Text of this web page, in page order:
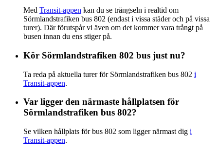
Med Transit-appen kan du se trängseln i realtid om
Sörmlandstrafiken bus 802 (endast i vissa städer och på vissa
turer). Där förutspår vi även om det kommer vara trångt på
busen innan du ens stiger på.
Kör Sörmlandstrafiken 802 bus just nu?
Ta reda på aktuella turer för Sörmlandstrafiken bus 802 i
Transit-appen.
Var ligger den närmaste hållplatsen för
Sörmlandstrafiken bus 802?
Se vilken hållplats för bus 802 som ligger närmast dig i
Transit-appen.